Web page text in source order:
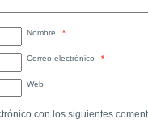
Nombre *
Correo electrónico *
Web
con los siguientes